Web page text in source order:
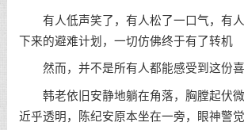
有人低声笑了，有人松了一口气，有人
下来的避难计划，一切仿佛终于有了转机
然而，并不是所有人都能感受到这份
韩老依旧安静地躺在角落，胸膛起伏微
近乎透明，陈纪安原本坐在一旁，眼神警